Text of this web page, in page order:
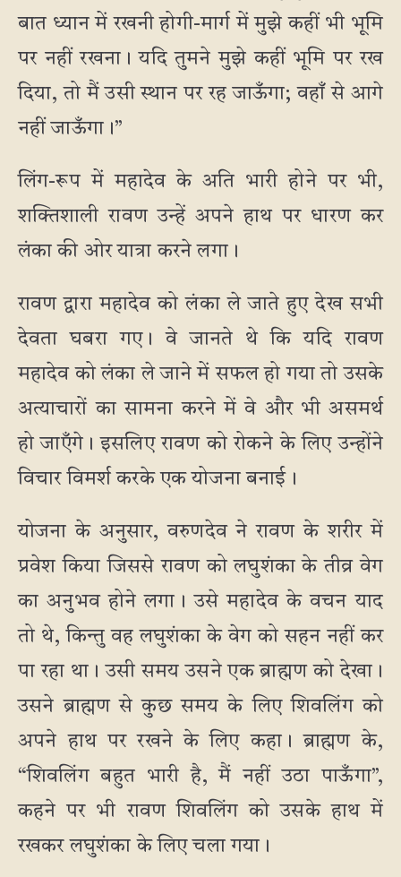
बात ध्यान में रखनी होगी-मार्ग में मुझे कहीं भी भूमि
पर नहीं रखना। यदि तुमने मुझे कहीं भूमि पर रख
दिया, तो मैं उसी स्थान पर रह जाऊँगा; वहाँ से आगे
नहीं जाऊँगा।”
लिंग-रूप में महादेव के अति भारी होने पर भी,
शक्तिशाली रावण उन्हें अपने हाथ पर धारण कर
लंका की ओर यात्रा करने लगा।
रावण द्वारा महादेव को लंका ले जाते हुए देख सभी
देवता घबरा गए। वे जानते थे कि यदि रावण
महादेव को लंका ले जाने में सफल हो गया तो उसके
अत्याचारों का सामना करने में वे और भी असमर्थ
हो जाएँगे। इसलिए रावण को रोकने के लिए उन्होंने
विचार विमर्श करके एक योजना बनाई।
योजना के अनुसार, वरुणदेव ने रावण के शरीर में
प्रवेश किया जिससे रावण को लघुशंका के तीव्र वेग
का अनुभव होने लगा। उसे महादेव के वचन याद
तो थे, किन्तु वह लघुशंका के वेग को सहन नहीं कर
पा रहा था। उसी समय उसने एक ब्राह्मण को देखा।
उसने ब्राह्मण से कुछ समय के लिए शिवलिंग को
अपने हाथ पर रखने के लिए कहा। ब्राह्मण के,
“शिवलिंग बहुत भारी है, मैं नहीं उठा पाऊँगा”,
कहने पर भी रावण शिवलिंग को उसके हाथ में
रखकर लघुशंका के लिए चला गया।